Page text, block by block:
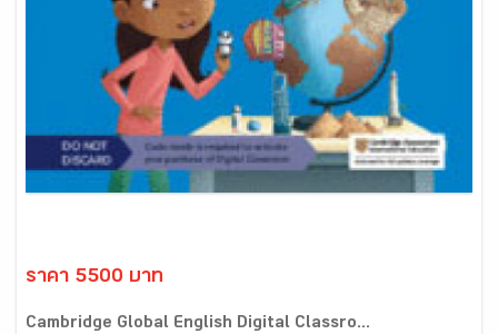
ราคา 5500 บาท
Cambridge Global English Digital Classro...